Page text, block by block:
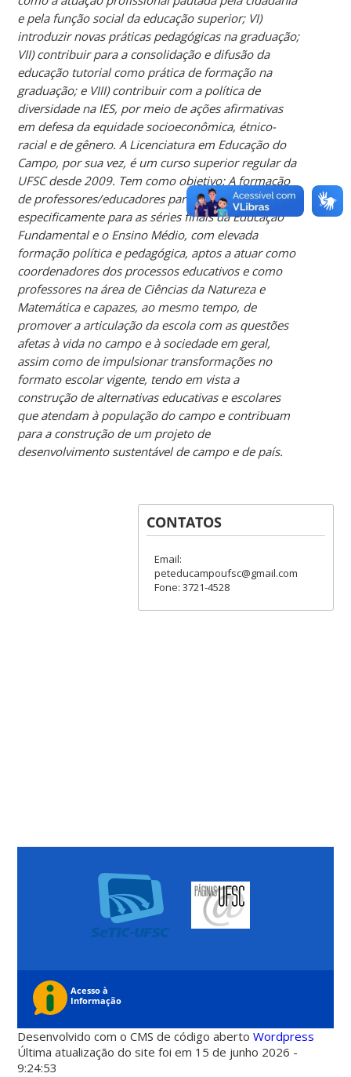
e pela função social da educação superior; VI)
introduzir novas práticas pedagógicas na graduação;
VII) contribuir para a consolidação e difusão da
educação tutorial como prática de formação na
graduação; e VIII) contribuir com a política de
diversidade na IES, por meio de ações afirmativas
em defesa da equidade socioeconômica, étnico-
racial e de gênero. A Licenciatura em Educação do
Campo, por sua vez, é um curso superior regular da
UFSC desde 2009. Tem como objetivo: A formação
de professores/educadores para escolas do campo,
especificamente para as séries finais da Educação
Fundamental e o Ensino Médio, com elevada
formação política e pedagógica, aptos a atuar como
coordenadores dos processos educativos e como
professores na área de Ciências da Natureza e
Matemática e capazes, ao mesmo tempo, de
promover a articulação da escola com as questões
afetas à vida no campo e à sociedade em geral,
assim como de impulsionar transformações no
formato escolar vigente, tendo em vista a
construção de alternativas educativas e escolares
que atendam à população do campo e contribuam
para a construção de um projeto de
desenvolvimento sustentável de campo e de país.
CONTATOS
Email:
peteducampoufsc@gmail.com
Fone: 3721-4528
Desenvolvido com o CMS de código abertoWordpress
Última atualização do site foi em 15 de junho 2026 -
9:24:53